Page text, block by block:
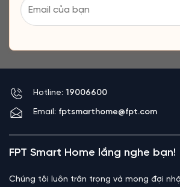
Hotline: 19006600
Email: fptsmarthome@fpt.com
FPT Smart Home lắng nghe bạn!
Chúng tôi luôn trân trọng và mong đợi